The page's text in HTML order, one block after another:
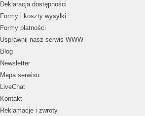
Deklaracja dostępności
Formy i koszty wysyłki
Formy płatności
Usprawnij nasz serwis WWW
Blog
Newsletter
Mapa serwisu
LiveChat
Kontakt
Reklamacje i zwroty